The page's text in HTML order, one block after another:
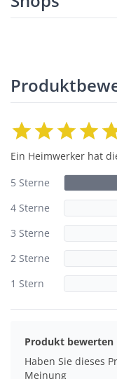
Ein Heimwerker hat
5 Sterne
4 Sterne
3 Sterne
2 Sterne
1 Stern
Produkt bewerten
Haben Sie dieses
Meinung